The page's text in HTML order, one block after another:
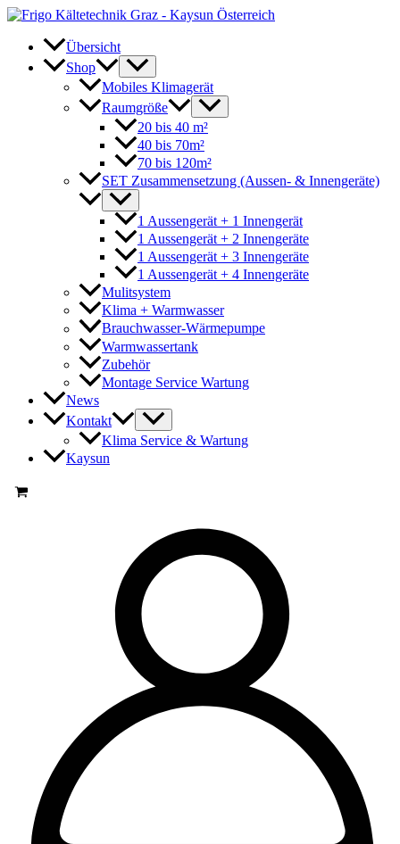
Zum
springen
Übersicht
Shop
Mobiles Klimagerät
Raumgröße
20 bis 40 m²
40 bis 70m²
70 bis 120m²
SET Zusammensetzung (Aussen- & Innengeräte)
1 Aussengerät + 1 Innengerät
1 Aussengerät + 2 Innengeräte
1 Aussengerät + 3 Innengeräte
1 Aussengerät + 4 Innengeräte
Mulitsystem
Klima + Warmwasser
Brauchwasser-Wärmepumpe
Warmwassertank
Zubehör
Montage Service Wartung
News
Kontakt
Klima Service & Wartung
Kaysun